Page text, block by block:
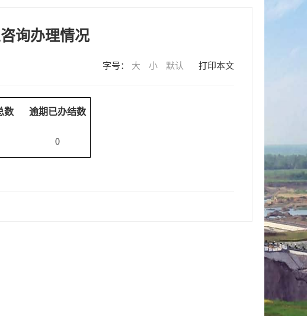
询办理情况
字号： 大 小 默认 打印本文
数 逾期已办结数
0